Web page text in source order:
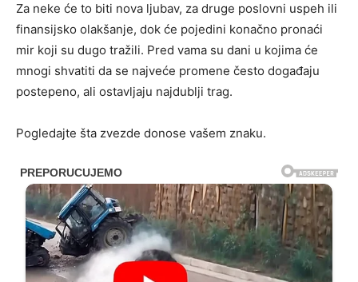
Za neke će to biti nova ljubav, za druge poslovni uspeh ili
finansijsko olakšanje, dok će pojedini konačno pronaći
mir koji su dugo tražili. Pred vama su dani u kojima će
mnogi shvatiti da se najveće promene često događaju
postepeno, ali ostavljaju najdublji trag.
Pogledajte šta zvezde donose vašem znaku.